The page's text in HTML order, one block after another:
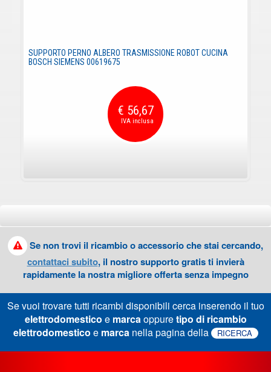
SUPPORTO PERNO ALBERO TRASMISSIONE ROBOT CUCINA
BOSCH SIEMENS 00619675
€ 56,67
Se non trovi il ricambio o accessorio che stai cercando,
contattaci subito, il nostro supporto gratis ti invierà
rapidamente la nostra migliore offerta senza impegno
Se vuoi trovare tutti ricambi disponibili cerca inserendo il tuo
elettrodomestico e marcaoppuretipo di ricambio
elettrodomestico e marcanella pagina della RICERCA